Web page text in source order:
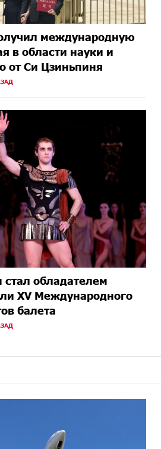
международную
в области науки и
от Си Цзиньпиня
обладателем
XV Международного
балета